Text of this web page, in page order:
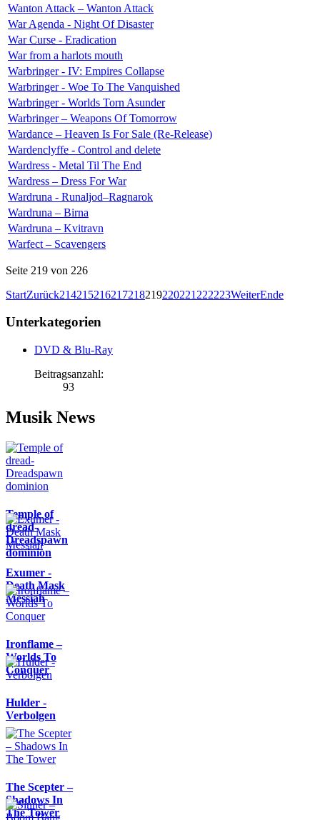
Wanton Attack – Wanton Attack
War Agenda - Night Of Disaster
War Curse - Eradication
War from a harlots mouth
Warbringer - IV: Empires Collapse
Warbringer - Woe To The Vanquished
Warbringer - Worlds Torn Asunder
Warbringer – Weapons Of Tomorrow
Wardance – Heaven Is For Sale (Re-Release)
Wardenclyffe - Control and delete
Wardress - Metal Til The End
Wardress – Dress For War
Wardruna - Runaljod–Ragnarok
Wardruna – Birna
Wardruna – Kvitravn
Warfect – Scavengers
Seite 219 von 226
StartZurück214215216217218219220221 222223WeiterEnde
Unterkategorien
DVD & Blu-Ray
Beitragsanzahl:
93
Musik News
Temple of
dread-
Dreadspawn
dominion
Exumer -
Death Mask
Messiah
Ironflame –
Worlds To
Conquer
Hulder -
Verbolgen
The Scepter –
Shadows In
The Tower